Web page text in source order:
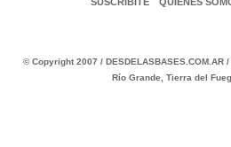
© Copyright 2007 /
Río Grande, Tierra del